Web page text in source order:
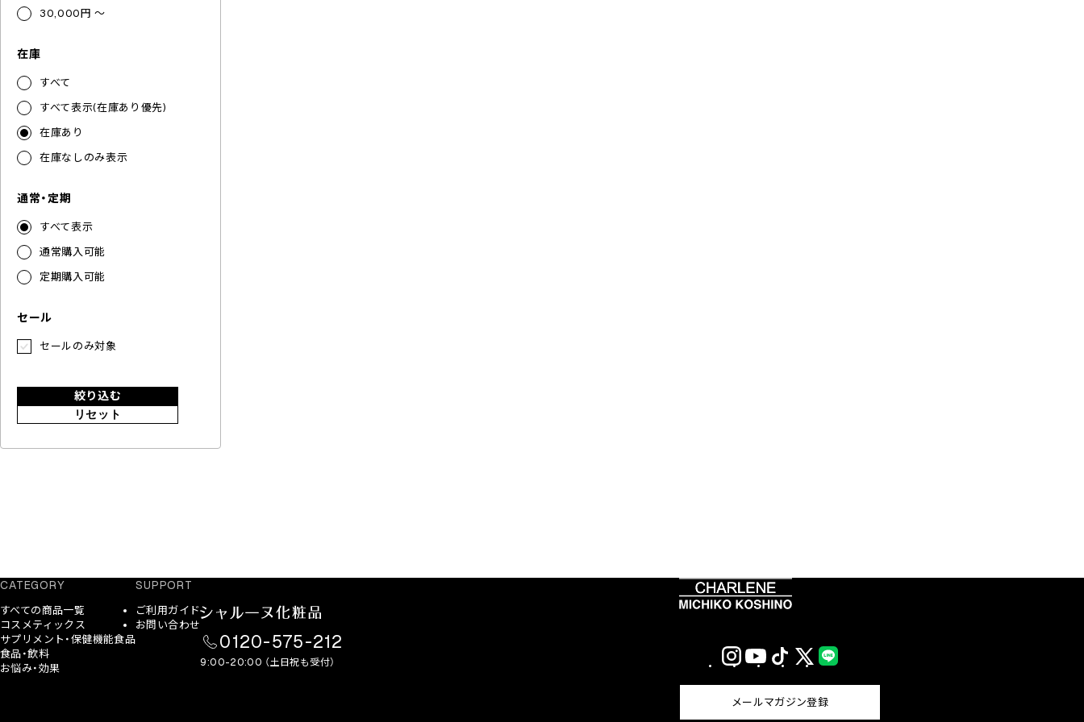
30,000円 ～
在庫
すべて
すべて表示(在庫あり優先)
在庫あり
在庫なしのみ表示
通常・定期
すべて表示
通常購入可能
定期購入可能
セール
セールのみ対象
絞り込む
リセット
CATEGORY
すべての商品一覧
コスメティックス
サプリメント・保健機能食品
食品・飲料
お悩み・効果
SUPPORT
ご利用ガイド
お問い合わせ
0120-575-212
9:00-20:00 （土日祝も受付）
InstagramYouTubeTikTok X
(Twitter)
メールマガジン登録